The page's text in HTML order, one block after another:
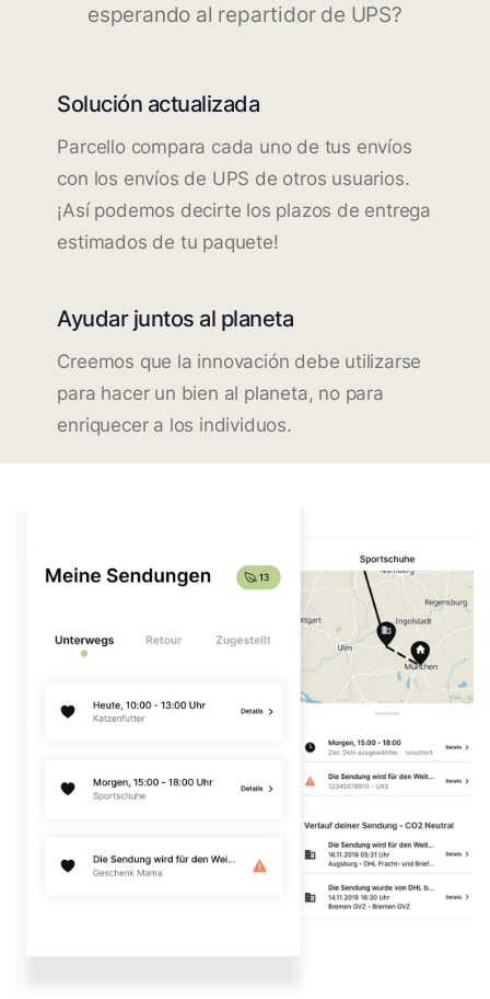
esperando al repartidor de UPS?
Solución actualizada
Parcello compara cada uno de tus envíos
con los envíos de UPS de otros usuarios.
¡Así podemos decirte los plazos de entrega
estimados de tu paquete!
Ayudar juntos al planeta
Creemos que la innovación debe utilizarse
para hacer un bien al planeta, no para
enriquecer a los individuos.